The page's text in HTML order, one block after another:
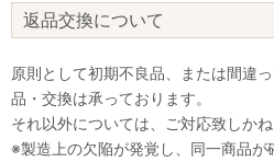
返品交換について
原則として初期不良品、または間違
品・交換は承っております。
それ以外については、ご対応致しかね
※製造上の欠陥が発覚し、同一商品が